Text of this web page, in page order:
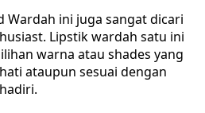
Wardah ini juga sangat dicari
Lipstik wardah satu ini
warna atau shades yang
ataupun sesuai dengan